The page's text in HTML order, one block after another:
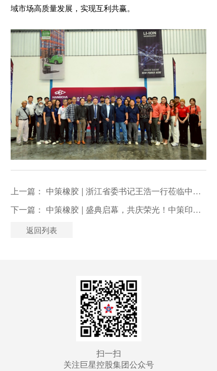
域市场高质量发展，实现互利共赢。
上一篇： 中策橡胶 | 浙江省委书记王浩一行莅临中策橡胶集团调研
下一篇： 中策橡胶 | 盛典启幕，共庆荣光！中策印尼MTI公司开业一周年庆典圆满举行
返回列表
扫一扫
关注巨星控股集团公众号